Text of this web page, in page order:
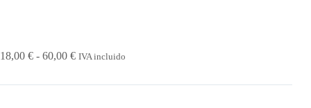
18,00 € - 60,00 €Rango
IVA incluido